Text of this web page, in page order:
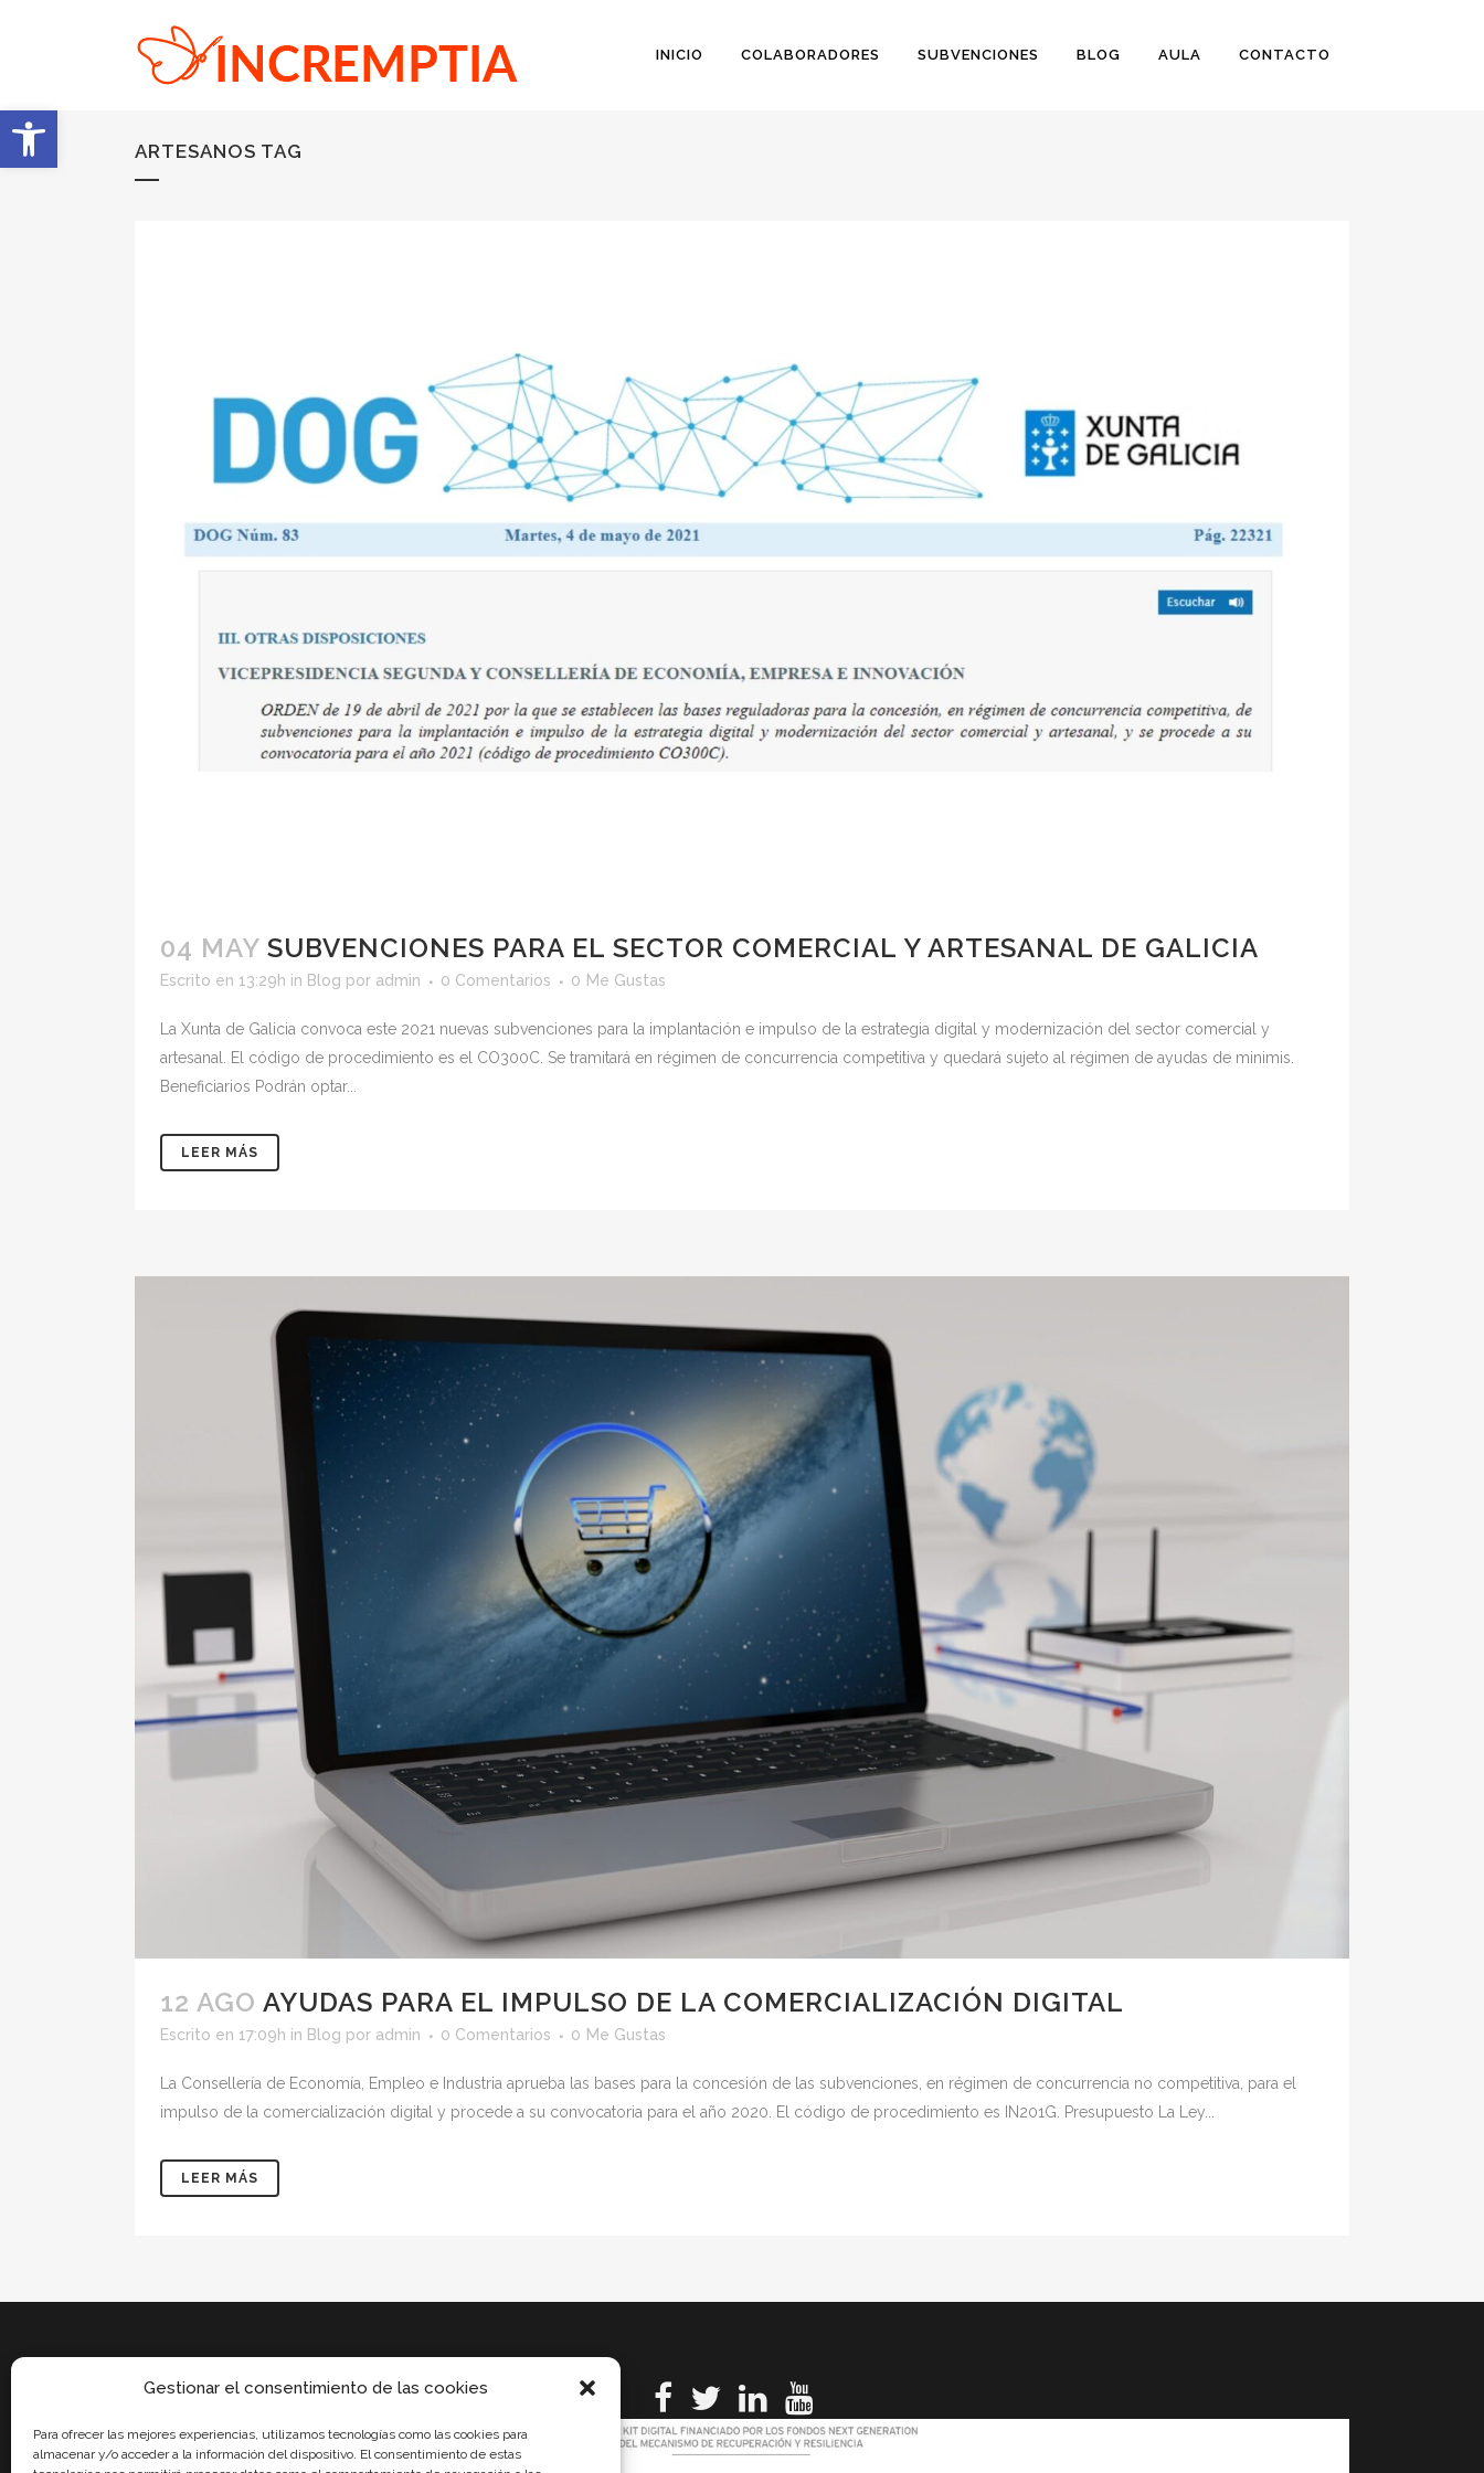
Abrir barra de herramientas
Gestionar el consentimiento de las cookies
Para ofrecer las mejores experiencias, utilizamos tecnologías como las cookies para
almacenar y/o acceder a la información del dispositivo. El consentimiento de estas
INICIO COLABORADORES SUBVENCIONES BLOG AULA CONTACTO
ARTESANOS TAG
04 MAY SUBVENCIONES PARA EL SECTOR COMERCIAL Y ARTESANAL DE GALICIA
Escrito en 13:29h in Blog por admin 0 Comentarios 0 Me Gustas
La Xunta de Galicia convoca este 2021 nuevas subvenciones para la implantación e impulso de la estrategia digital y modernización del sector comercial y
artesanal. El código de procedimiento es el CO300C. Se tramitará en régimen de concurrencia competitiva y quedará sujeto al régimen de ayudas de minimis.
Beneficiarios Podrán optar...
LEER MÁS
12 AGO AYUDAS PARA EL IMPULSO DE LA COMERCIALIZACIÓN DIGITAL
Escrito en 17:09h in Blog por admin 0 Comentarios 0 Me Gustas
La Consellería de Economía, Empleo e Industria aprueba las bases para la concesión de las subvenciones, en régimen de concurrencia no competitiva, para el
impulso de la comercialización digital y procede a su convocatoria para el año 2020. El código de procedimiento es IN201G. Presupuesto La Ley...
LEER MÁS